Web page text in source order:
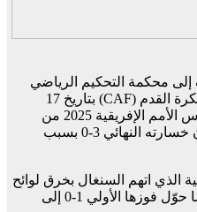
إلى محكمة التحكيم الرياضي
(CAS) ضد قرار الاتحاد الإفريقي لكرة القدم (CAF) بتاريخ 17
مارس 2026، الذي سحب لقب كأس الأمم الإفريقية 2025 من
السنغال ومنحه للمغرب بعد إعلان خسارته النهائي 3-0 بسبب
الذي اتهم السنغال بخرق لوائح
البطولة بانسحابها من الملعب، مما حوّل فوزها الأولي 1-0 إلى